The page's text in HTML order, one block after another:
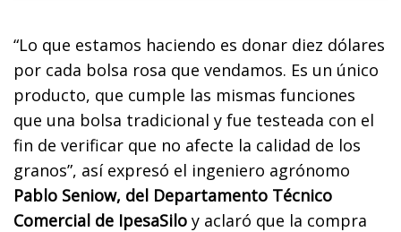
“Lo que estamos haciendo es donar diez dólares
por cada bolsa rosa que vendamos. Es un único
producto, que cumple las mismas funciones
que una bolsa tradicional y fue testeada con el
fin de verificar que no afecte la calidad de los
granos”, así expresó el ingeniero agrónomo
Pablo Seniow, del Departamento Técnico
Comercial de IpesaSilo y aclaró que la compra